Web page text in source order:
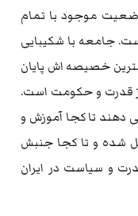
موجود با تمام
جامعه با شکیبایی
خصیصه اش پایان
قدرت و حکومت است.
دهند تا کجا آموزش و
شده و تا کجا جنبش
و سیاست در ایران